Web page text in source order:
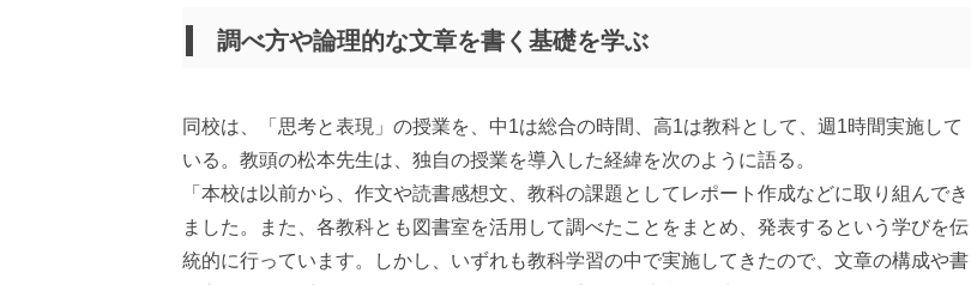
調べ方や論理的な文章を書く基礎を学ぶ
同校は、「思考と表現」の授業を、中1は総合の時間、高1は教科として、週1時間実施して
いる。教頭の松本先生は、独自の授業を導入した経緯を次のように語る。
「本校は以前から、作文や読書感想文、教科の課題としてレポート作成などに取り組んでき
ました。また、各教科とも図書室を活用して調べたことをまとめ、発表するという学びを伝
統的に行っています。しかし、いずれも教科学習の中で実施してきたので、文章の構成や書